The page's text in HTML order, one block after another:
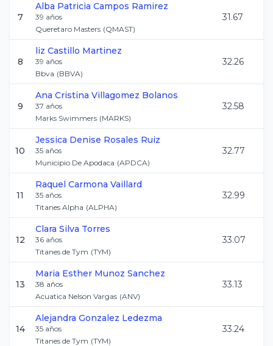
7
Alba Patricia Campos Ramirez
39 años
Queretaro Masters (QMAST)
31.67
8
liz Castillo Martinez
39 años
Bbva (BBVA)
32.26
9
Ana Cristina Villagomez Bolanos
37 años
Marks Swimmers (MARKS)
32.58
10
Jessica Denise Rosales Ruiz
35 años
Municipio De Apodaca (APDCA)
32.77
11
Raquel Carmona Vaillard
35 años
Titanes Alpha (ALPHA)
32.99
12
Clara Silva Torres
36 años
Titanes de Tym (TYM)
33.07
13
Maria Esther Munoz Sanchez
38 años
Acuatica Nelson Vargas (ANV)
33.13
14
Alejandra Gonzalez Ledezma
35 años
Titanes de Tym (TYM)
33.24